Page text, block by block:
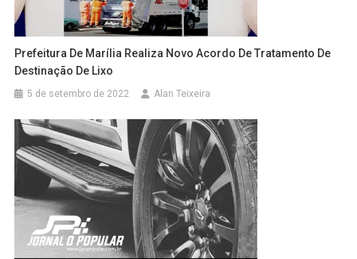
Prefeitura De Marília Realiza Novo Acordo De Tratamento De
Destinação De Lixo
5 de setembro de 2022 Alan Teixeira